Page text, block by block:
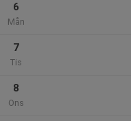
6
Mån
7
Tis
8
Ons